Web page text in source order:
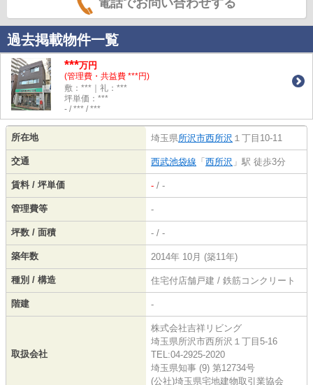
電話でお問い合わせする
過去掲載物件一覧
***万円
(管理費・共益費 ***円)
敷：***｜礼：***
坪単価：***
- / *** / ***
所在地 埼玉県所沢市西所沢 １丁目10-11
交通 西武池袋線 「 西所沢 」駅 徒歩3分
賃料 / 坪単価 - / -
管理費等 -
坪数 / 面積 - / -
築年数 2014年 10月 (築11年)
種別 / 構造 住宅付店舗戸建 / 鉄筋コンクリート
階建 -
取扱会社
株式会社吉祥リビング
埼玉県所沢市西所沢１丁目5-16
TEL:04-2925-2020
埼玉県知事 (9) 第12734号
(公社)埼玉県宅地建物取引業協会